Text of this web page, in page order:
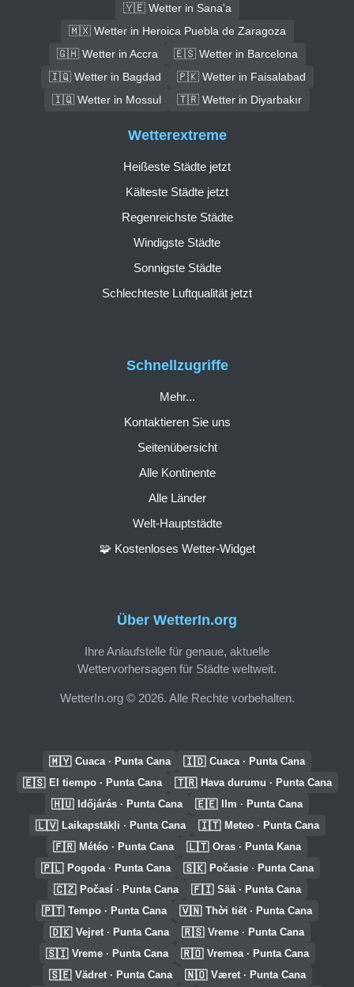
🇾🇪 Wetter in Sana'a
🇲🇽 Wetter in Heroica Puebla de Zaragoza
🇬🇭 Wetter in Accra
🇪🇸 Wetter in Barcelona
🇮🇶 Wetter in Bagdad
🇵🇰 Wetter in Faisalabad
🇮🇶 Wetter in Mossul
🇹🇷 Wetter in Diyarbakır
Über WetterIn.org
Ihre Anlaufstelle für genaue, aktuelle
Wettervorhersagen für Städte weltweit.
WetterIn.org © 2026. Alle Rechte vorbehalten.
Schnellzugriffe
Mehr...
Kontaktieren Sie uns
Seitenübersicht
Alle Kontinente
Alle Länder
Welt-Hauptstädte
🧩 Kostenloses Wetter-Widget
Wetterextreme
Heißeste Städte jetzt
Kälteste Städte jetzt
Regenreichste Städte
Windigste Städte
Sonnigste Städte
Schlechteste Luftqualität jetzt
🇲🇾 Cuaca · Punta Cana 🇮🇩 Cuaca · Punta Cana
🇪🇸 El tiempo · Punta Cana 🇹🇷 Hava durumu · Punta Cana
🇭🇺 Időjárás · Punta Cana 🇪🇪 Ilm · Punta Cana
🇱🇻 Laikapstākļi · Punta Cana 🇮🇹 Meteo · Punta Cana
🇫🇷 Météo · Punta Cana 🇱🇹 Oras · Punta Kana
🇵🇱 Pogoda · Punta Cana 🇸🇰 Počasie · Punta Cana
🇨🇿 Počasí · Punta Cana 🇫🇮 Sää · Punta Cana
🇵🇹 Tempo · Punta Cana 🇻🇳 Thời tiết · Punta Cana
🇩🇰 Vejret · Punta Cana 🇷🇸 Vreme · Punta Cana
🇸🇮 Vreme · Punta Cana 🇷🇴 Vremea · Punta Cana
🇸🇪 Vädret · Punta Cana 🇳🇴 Været · Punta Cana